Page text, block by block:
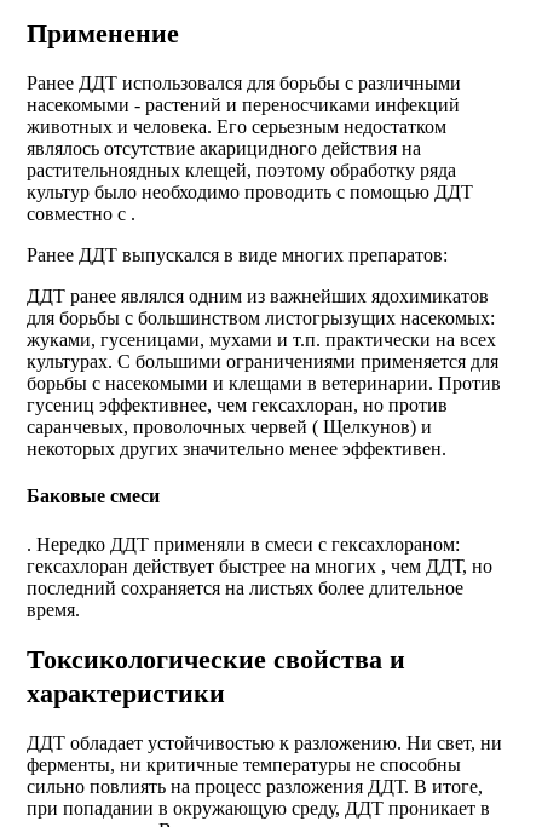
Применение
Ранее ДДТ использовался для борьбы с различными
насекомыми - растений и переносчиками инфекций
животных и человека. Его серьезным недостатком
являлось отсутствие акарицидного действия на
растительноядных клещей, поэтому обработку ряда
культур было необходимо проводить с помощью ДДТ
совместно с .
Ранее ДДТ выпускался в виде многих препаратов:
ДДТ ранее являлся одним из важнейших ядохимикатов
для борьбы с большинством листогрызущих насекомых:
жуками, гусеницами, мухами и т.п. практически на всех
культурах. С большими ограничениями применяется для
борьбы с насекомыми и клещами в ветеринарии. Против
гусениц эффективнее, чем гексахлоран, но против
саранчевых, проволочных червей ( Щелкунов) и
некоторых других значительно менее эффективен.
Баковые смеси
. Нередко ДДТ применяли в смеси с гексахлораном:
гексахлоран действует быстрее на многих , чем ДДТ, но
последний сохраняется на листьях более длительное
время.
Токсикологические свойства и
характеристики
ДДТ обладает устойчивостью к разложению. Ни свет, ни
ферменты, ни критичные температуры не способны
сильно повлиять на процесс разложения ДДТ. В итоге,
при попадании в окружающую среду, ДДТ проникает в